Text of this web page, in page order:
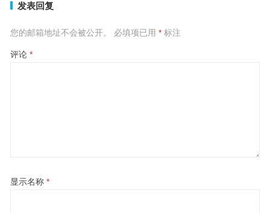
发表回复
您的邮箱地址不会被公开。 必填项已用 *标注
评论 *
显示名称 *